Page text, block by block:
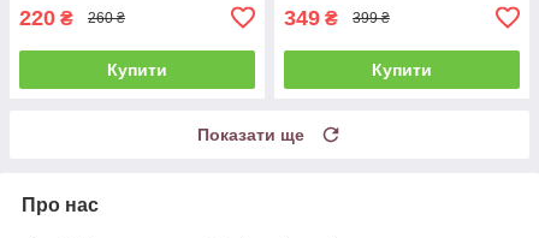
220 ₴ 260 ₴
Купити
349 ₴ 399 ₴
Купити
Показати ще
Про нас